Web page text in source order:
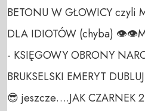
BETONU W GŁOWICY czyli
DLA IDIOTÓW (chyba)
- KSIĘGOWY OBRONY
BRUKSELSKI EMERYT
😎 jeszcze….JAK CZARNEK